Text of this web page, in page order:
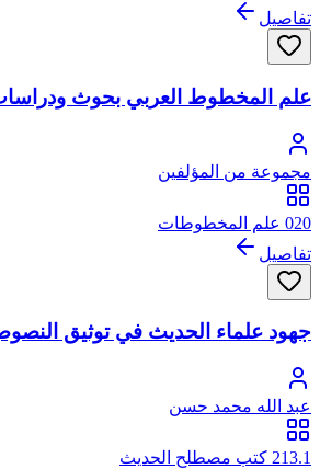
تفاصيل
علم المخطوط العربي بحوث
مجموعة من المؤلفين
020 علم المخطوطات
تفاصيل
جهود علماء الحديث في توثيق
عبد الله محمد حسن
213.1 كتب مصطلح الحديث